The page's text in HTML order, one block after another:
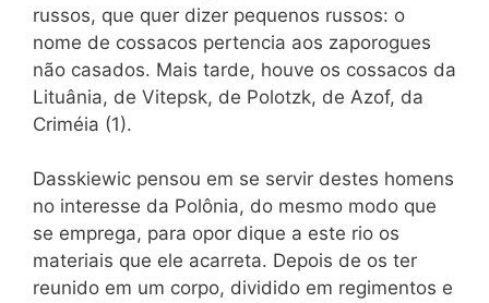
russos, que quer dizer pequenos russos: o
nome de cossacos pertencia aos zaporogues
não casados. Mais tarde, houve os cossacos da
Lituânia, de Vitepsk, de Polotzk, de Azof, da
Criméia (1).
Dasskiewic pensou em se servir destes homens
no interesse da Polônia, do mesmo modo que
se emprega, para opor dique a este rio os
materiais que ele acarreta. Depois de os ter
reunido em um corpo, dividido em regimentos e